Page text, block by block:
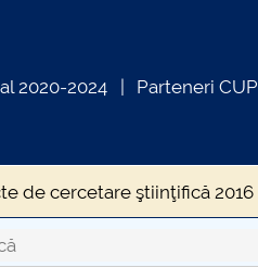
2020-2024 Parteneri CUP
de cercetare ştiinţifică 2016
de cercetare ştiinţifică 2012